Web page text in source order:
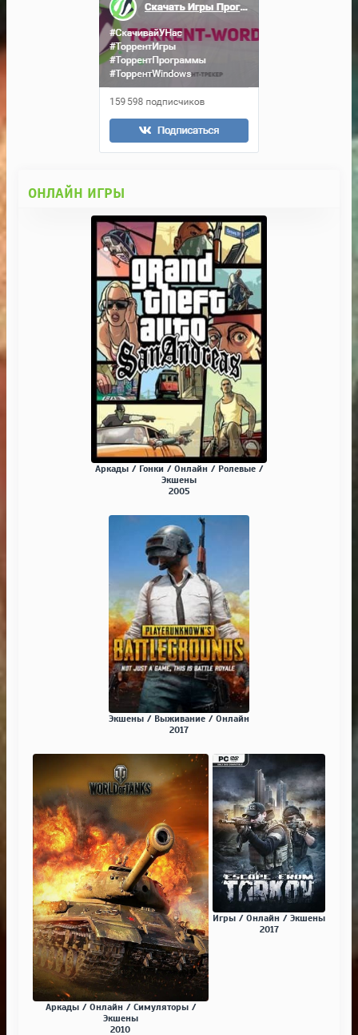
ОНЛАЙН ИГРЫ
Аркады / Гонки / Онлайн / Ролевые /
Экшены
2005
Экшены / Выживание / Онлайн
2017
Аркады / Онлайн / Симуляторы /
Экшены
2010
Игры / Онлайн / Экшены
2017